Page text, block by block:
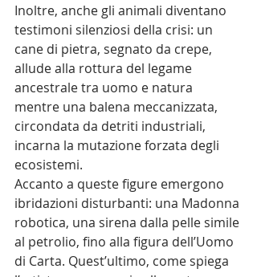
Inoltre, anche gli animali diventano
testimoni silenziosi della crisi: un
cane di pietra, segnato da crepe,
allude alla rottura del legame
ancestrale tra uomo e natura
mentre una balena meccanizzata,
circondata da detriti industriali,
incarna la mutazione forzata degli
ecosistemi.
Accanto a queste figure emergono
ibridazioni disturbanti: una Madonna
robotica, una sirena dalla pelle simile
al petrolio, fino alla figura dell’Uomo
di Carta. Quest’ultimo, come spiega